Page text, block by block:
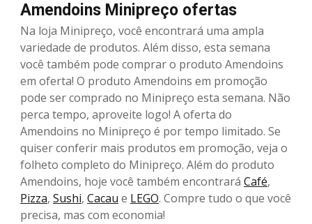
Amendoins Minipreço ofertas
Na loja Minipreço, você encontrará uma ampla
variedade de produtos. Além disso, esta semana
você também pode comprar o produto Amendoins
em oferta! O produto Amendoins em promoção
pode ser comprado no Minipreço esta semana. Não
perca tempo, aproveite logo! A oferta do
Amendoins no Minipreço é por tempo limitado. Se
quiser conferir mais produtos em promoção, veja o
folheto completo do Minipreço. Além do produto
Amendoins, hoje você também encontrará Café,
Pizza, Sushi, Cacau e LEGO. Compre tudo o que você
precisa, mas com economia!